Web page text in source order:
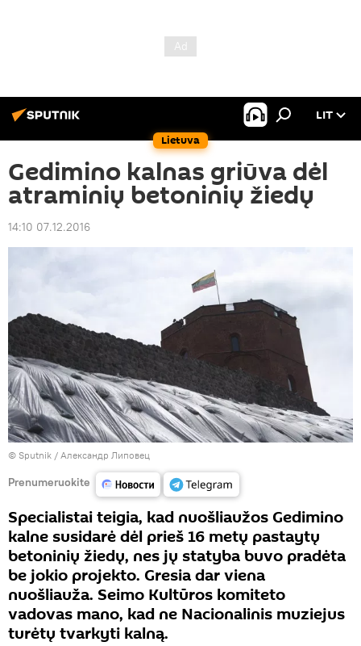
Lietuva
LIT
Gedimino kalnas griūva dėl
atraminių betoninių žiedų
14:10 07.12.2016
© Sputnik / Александр Липовец
Prenumeruokite
Specialistai teigia, kad nuošliaužos Gedimino
kalne susidarė dėl prieš 16 metų pastaytų
betoninių žiedų, nes jų statyba buvo pradėta
be jokio projekto. Gresia dar viena
nuošliauža. Seimo Kultūros komiteto
vadovas mano, kad ne Nacionalinis muziejus
turėtų tvarkyti kalną.